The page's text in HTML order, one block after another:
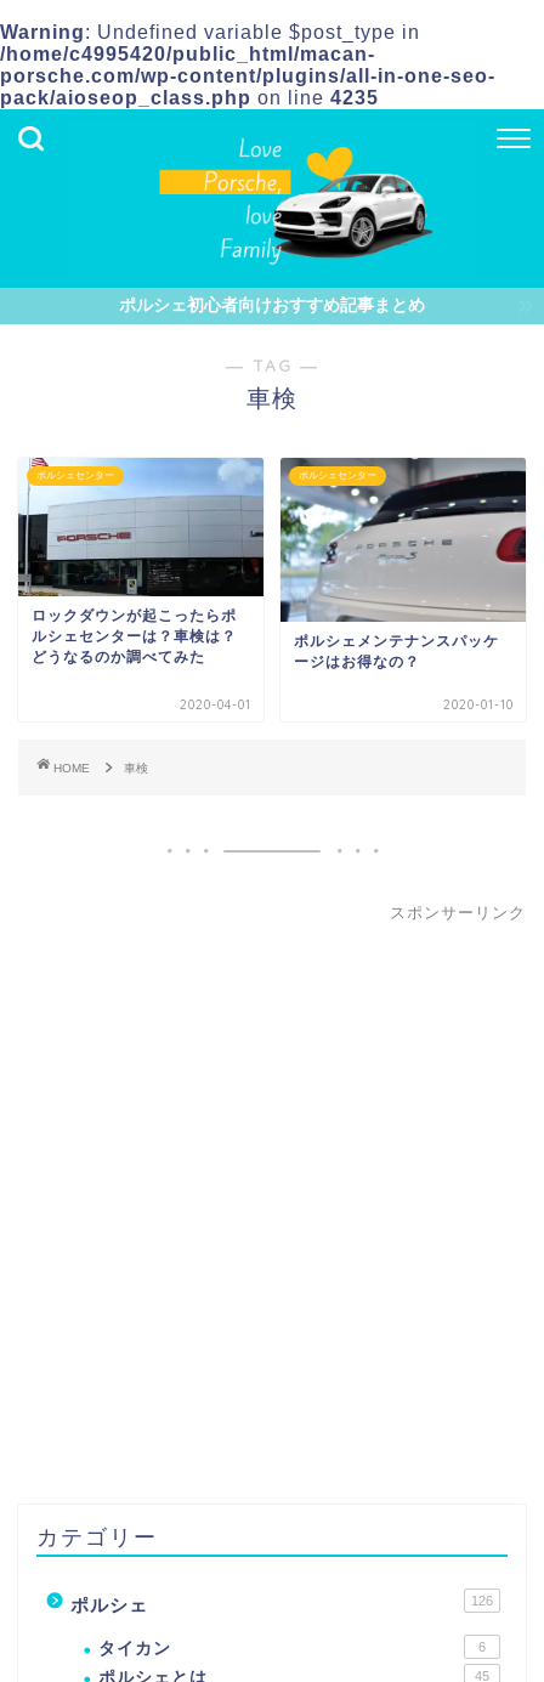
Warning: Undefined variable $post_type in
/home/c4995420/public_html/macan-
porsche.com/wp-content/plugins/all-in-one-seo-
pack/aioseop_class.php on line 4235
ポルシェ初心者向けおすすめ記事まとめ
― TAG ―
車検
ポルシェセンター
ロックダウンが起こったらポ
ルシェセンターは？車検は？
どうなるのか調べてみた
2020-04-01
ポルシェセンター
ポルシェメンテナンスパッケ
ージはお得なの？
2020-01-10
HOME 車検
スポンサーリンク
カテゴリー
ポルシェ 126
タイカン 6
ポルシェとは 45